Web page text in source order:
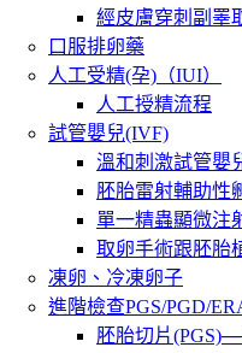
經皮膚穿刺副睪
口服排卵藥
人工受精(孕)（IUI）
人工授精流程
試管嬰兒(IVF)
溫和刺激試管嬰
胚胎雷射輔助性
單一精蟲顯微注
取卵手術跟胚胎
凍卵、冷凍卵子
進階檢查PGS/PGD/
胚胎切片